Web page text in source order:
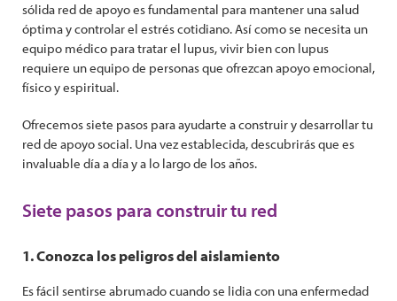
sólida red de apoyo es fundamental para mantener una salud
óptima y controlar el estrés cotidiano. Así como se necesita un
equipo médico para tratar el lupus, vivir bien con lupus
requiere un equipo de personas que ofrezcan apoyo emocional,
físico y espiritual.
Ofrecemos siete pasos para ayudarte a construir y desarrollar tu
red de apoyo social. Una vez establecida, descubrirás que es
invaluable día a día y a lo largo de los años.
Siete pasos para construir tu red
1. Conozca los peligros del aislamiento
Es fácil sentirse abrumado cuando se lidia con una enfermedad